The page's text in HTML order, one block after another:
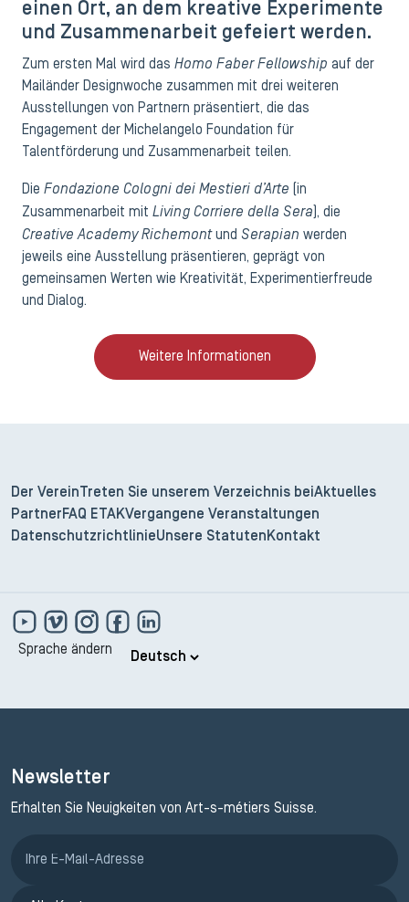
einen Ort, an dem kreative Experimente
und Zusammenarbeit gefeiert werden.
Zum ersten Mal wird das Homo Faber Fellowship auf der
Mailänder Designwoche zusammen mit drei weiteren
Ausstellungen von Partnern präsentiert, die das
Engagement der Michelangelo Foundation für
Talentförderung und Zusammenarbeit teilen.
Die Fondazione Cologni dei Mestieri d’Arte (in
Zusammenarbeit mit Living Corriere della Sera ), die
Creative Academy Richemontund Serapian werden
jeweils eine Ausstellung präsentieren, geprägt von
gemeinsamen Werten wie Kreativität, Experimentierfreude
und Dialog.
Weitere Informationen
Der Verein Treten Sie unserem Verzeichnis bei Aktuelles
Partner FAQ ETAKVergangene Veranstaltungen
DatenschutzrichtlinieUnsere Statuten Kontakt
Sprache ändern
Newsletter
Erhalten Sie Neuigkeiten von Art-s-métiers Suisse.